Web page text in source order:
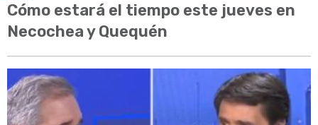
Cómo estará el tiempo este jueves en
Necochea y Quequén